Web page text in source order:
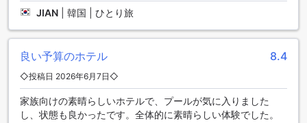
みいただけます。
ガルフ イン ホテル アル ナスルのダイニング施設
ガルフ イン ホテル アル ナスルは、滞在中に快適な食事体験
を提供するさまざまなダイニング施設を提供しています。24
時間ルームサービスでは、いつでもお部屋でお食事をお楽し
みいただけます。また、コーヒーショップでは、新鮮なコー
ヒーや軽食を楽しむことができます。さらに、レストランで
JIAN 韓国 | ひとり旅
良い予算のホテル 8.4
◇投稿日 2026年6月7日◇
家族向けの素晴らしいホテルで、プールが気に入りました
し、状態も良かったです。全体的に素晴らしい体験でした。